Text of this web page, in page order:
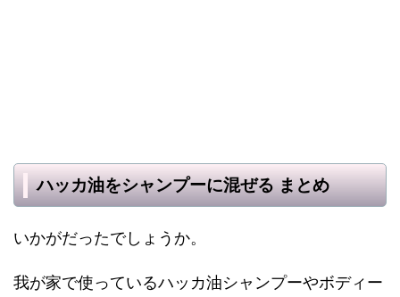
ハッカ油をシャンプーに混ぜる まとめ
いかがだったでしょうか。
我が家で使っているハッカ油シャンプーやボディー